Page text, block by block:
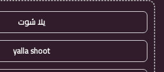
يلا شوت
yalla shoot